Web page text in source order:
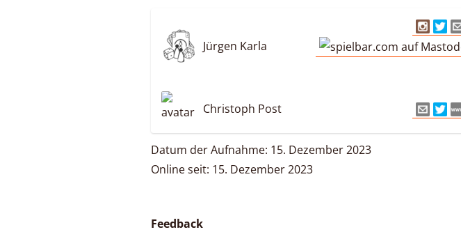
Jürgen Karla
Christoph Post
Datum der Aufnahme: 15. Dezember 2023
Online seit: 15. Dezember 2023
Feedback